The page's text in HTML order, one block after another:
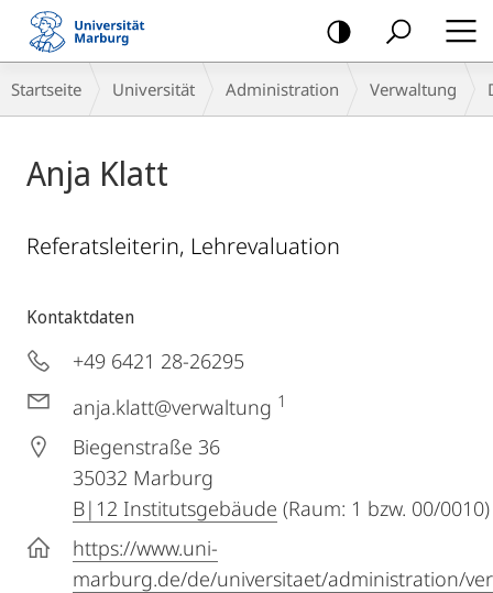
Mobile-
Navigation
Breadcrumb-
Navigation
Startseite Universität Administration Verwaltung
Anja Klatt
Referatsleiterin, Lehrevaluation
Kontaktdaten
+49 6421 28-26295
anja.klatt@verwaltung 1
Biegenstraße 36
35032 Marburg
B|12 Institutsgebäude (Raum: 1 bzw. 00/0010)
https://www.uni-
marburg.de/de/universitaet/administration/